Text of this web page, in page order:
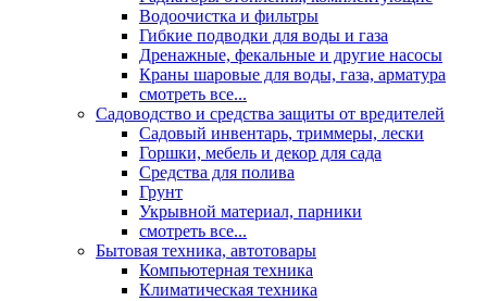
Водоочистка и фильтры
Гибкие подводки для воды и газа
Дренажные, фекальные и другие насосы
Краны шаровые для воды, газа, арматура
смотреть все...
Садоводство и средства защиты от вредителей
Садовый инвентарь, триммеры, лески
Горшки, мебель и декор для сада
Средства для полива
Грунт
Укрывной материал, парники
смотреть все...
Бытовая техника, автотовары
Компьютерная техника
Климатическая техника